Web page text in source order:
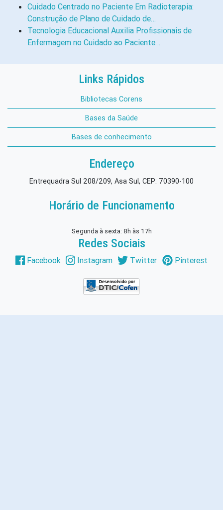
Cuidado Centrado no Paciente Em Radioterapia:
Construção de Plano de Cuidado de…
Tecnologia Educacional Auxilia Profissionais de
Enfermagem no Cuidado ao Paciente…
Links Rápidos
Bibliotecas Corens
Bases da Saúde
Bases de conhecimento
Endereço
Entrequadra Sul 208/209, Asa Sul, CEP: 70390-100
Horário de Funcionamento
Segunda à sexta: 8h às 17h
Redes Sociais
Facebook Instagram Twitter Pinterest